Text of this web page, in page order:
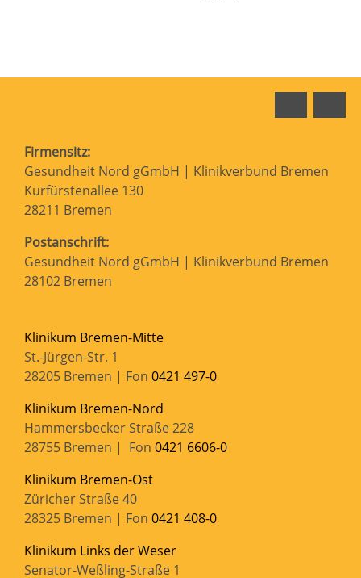
Firmensitz:
Gesundheit Nord gGmbH | Klinikverbund Bremen
Kurfürstenallee 130
28211 Bremen
Postanschrift:
Gesundheit Nord gGmbH | Klinikverbund Bremen
28102 Bremen
Klinikum Bremen-Mitte
St.-Jürgen-Str. 1
28205 Bremen | Fon 0421 497-0
Klinikum Bremen-Nord
Hammersbecker Straße 228
28755 Bremen | Fon 0421 6606-0
Klinikum Bremen-Ost
Züricher Straße 40
28325 Bremen | Fon 0421 408-0
Klinikum Links der Weser
Senator-Weßling-Straße 1